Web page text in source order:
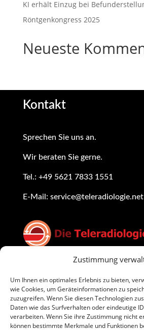
Zustimmung
Um Ihnen ein optimales Erlebnis zu bieten,
wie Cookies, um Geräteinformationen zu
zuzugreifen. Wenn Sie diesen Technologien
Daten wie das Surfverhalten oder eindeutige
verarbeiten. Wenn Sie ihre Zustimmung nicht
können bestimmte Merkmale und Funktionen
KI erhält Einzug bei
Röntgenkongress 2025
Neueste
Kontakt
Sprechen Sie uns an.
Wir beraten Sie gerne.
Tel.: +49 5621 7833 1551
E-Mail: service@teleradiologie.net
Rechtliche Hinweise
Datenschutzerklärung
Impressum